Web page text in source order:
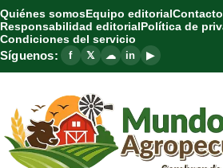
Quiénes somosEquipo editorialContacto
Responsabilidad editorialPolítica de
Condiciones del servicio
Síguenos: f 𝕏 ☁ in ▶